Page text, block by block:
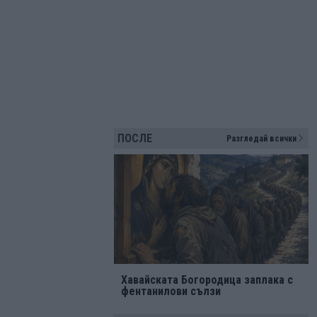
ПОСЛЕ Разгледай всички
Хавайската Богородица заплака с
фентанилови сълзи